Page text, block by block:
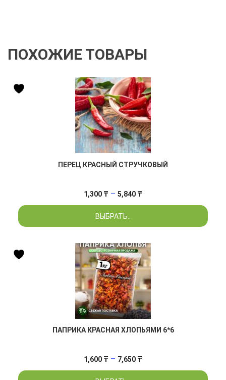
ПОХОЖИЕ ТОВАРЫ
ПЕРЕЦ КРАСНЫЙ СТРУЧКОВЫЙ
1,300 ₸ – 5,840 ₸
цен:
–
5,840 ₸
ВЫБРАТЬ..
ПАПРИКА КРАСНАЯ ХЛОПЬЯМИ 6*6
1,600 ₸ – 7,650 ₸
цен: